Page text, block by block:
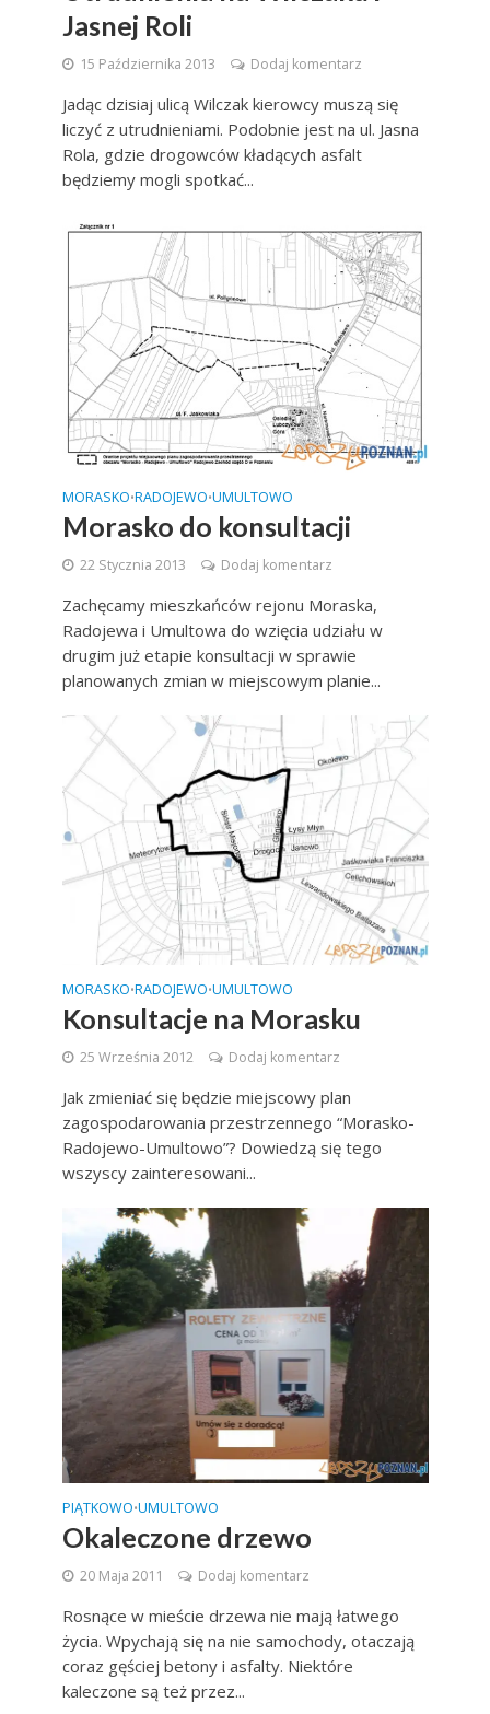
Jasnej Roli
15 Października 2013 Dodaj komentarz
Jadąc dzisiaj ulicą Wilczak kierowcy muszą się
liczyć z utrudnieniami. Podobnie jest na ul. Jasna
Rola, gdzie drogowców kładących asfalt
będziemy mogli spotkać...
MORASKO•RADOJEWO•UMULTOWO
Morasko do konsultacji
22 Stycznia 2013 Dodaj komentarz
Zachęcamy mieszkańców rejonu Moraska,
Radojewa i Umultowa do wzięcia udziału w
drugim już etapie konsultacji w sprawie
planowanych zmian w miejscowym planie...
MORASKO•RADOJEWO•UMULTOWO
Konsultacje na Morasku
25 Września 2012 Dodaj komentarz
Jak zmieniać się będzie miejscowy plan
zagospodarowania przestrzennego “Morasko-
Radojewo-Umultowo”? Dowiedzą się tego
wszyscy zainteresowani...
PIĄTKOWO•UMULTOWO
Okaleczone drzewo
20 Maja 2011 Dodaj komentarz
Rosnące w mieście drzewa nie mają łatwego
życia. Wpychają się na nie samochody, otaczają
coraz gęściej betony i asfalty. Niektóre
kaleczone są też przez...